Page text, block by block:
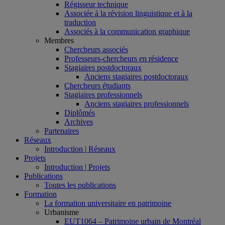
Régisseur technique
Associée à la révision linguistique et à la
traduction
Associés à la communication graphique
Membres
Chercheurs associés
Professeurs-chercheurs en résidence
Stagiaires postdoctoraux
Anciens stagiaires postdoctoraux
Chercheurs étudiants
Stagiaires professionnels
Anciens stagiaires professionnels
Diplômés
Archives
Partenaires
Réseaux
Introduction | Réseaux
Projets
Introduction | Projets
Publications
Toutes les publications
Formation
La formation universitaire en patrimoine
Urbanisme
EUT1064 – Patrimoine urbain de Montréal